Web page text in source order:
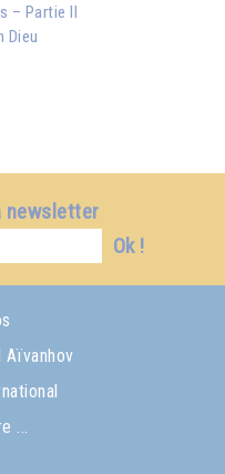
– Partie II
Dieu
newsletter
Ok !
Aïvanhov
...